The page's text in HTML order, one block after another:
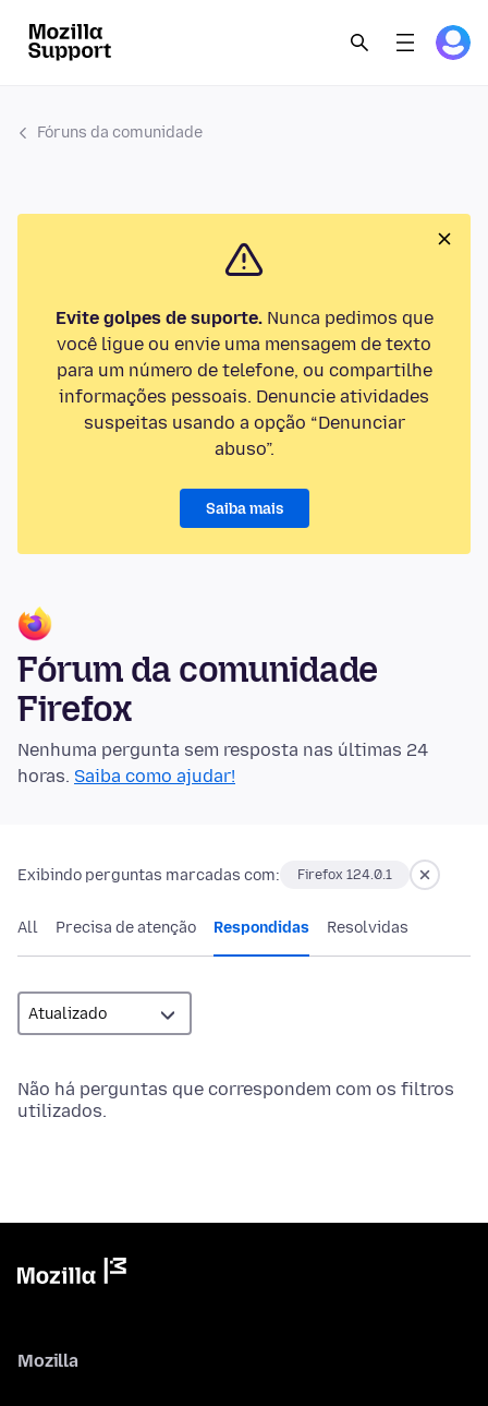
Fóruns da comunidade
Evite golpes de suporte.Nunca pedimos que
você ligue ou envie uma mensagem de texto
para um número de telefone, ou compartilhe
informações pessoais. Denuncie atividades
suspeitas usando a opção “Denunciar
abuso”.
Saiba mais
Fórum da comunidade
Firefox
Nenhuma pergunta sem resposta nas últimas 24
horas. Saiba como ajudar!
Exibindo perguntas marcadas com: Firefox 124.0.1
All Precisa de atenção Respondidas Resolvidas
Não há perguntas que correspondem com os filtros
utilizados.
Mozilla